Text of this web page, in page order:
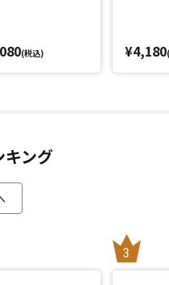
(税込) ¥4,180
キング